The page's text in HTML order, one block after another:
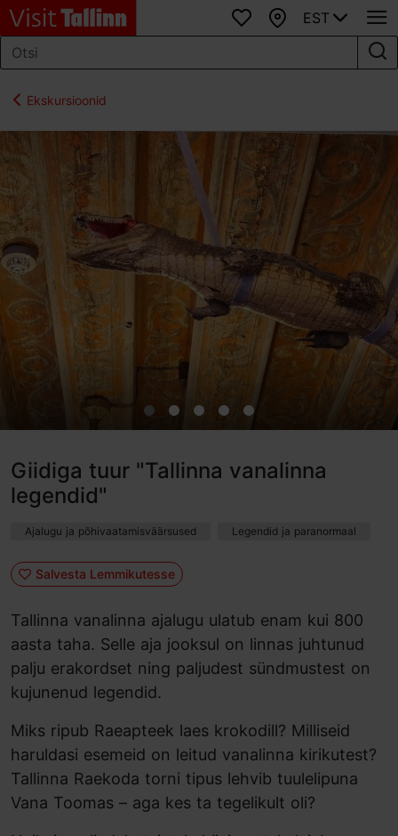
Lemmikud
Kaart
EST
Ekskursioonid
Giidiga tuur "Tallinna vanalinna
legendid"
Ajalugu ja põhivaatamisväärsused Legendid ja paranormaal
Salvesta Lemmikutesse
Tallinna vanalinna ajalugu ulatub enam kui 800
aasta taha. Selle aja jooksul on linnas juhtunud
palju erakordset ning paljudest sündmustest on
kujunenud legendid.
Miks ripub Raeapteek laes krokodill? Milliseid
haruldasi esemeid on leitud vanalinna kirikutest?
Tallinna Raekoda torni tipus lehvib tuulelipuna
Vana Toomas – aga kes ta tegelikult oli?